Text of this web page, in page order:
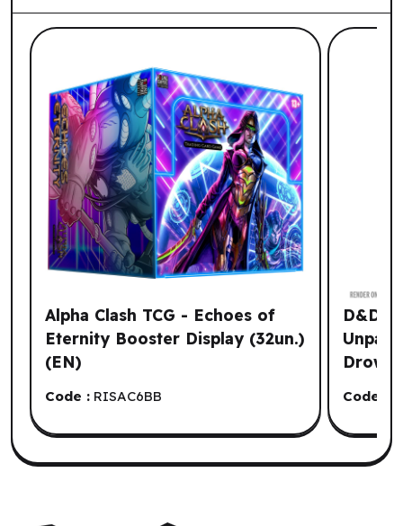
Liste de produits suggérés: Votre
Alpha Clash TCG - Echoes of
Eternity Booster Display (32un.)
(EN)
Code : RISAC6BB
D&D
Drow
Code :